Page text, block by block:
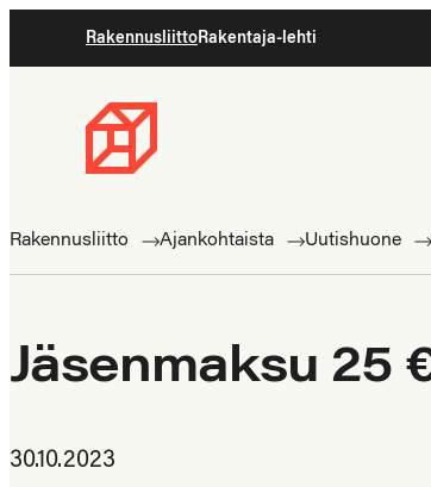
suoraan
RakennusliittoRakentaja-lehti
Rakennusliitto
ammattilaisten
Rakennusliitto Ajankohtaista Uutishuone
Jäsenmaksu 25
30.10.2023